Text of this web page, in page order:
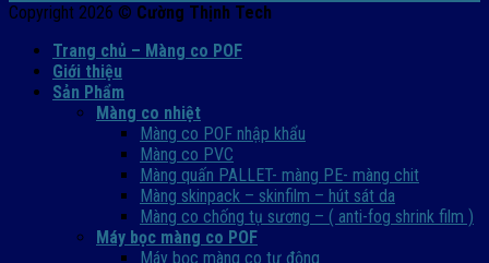
Copyright 2026 © Cường Thịnh Tech
Trang chủ – Màng co POF
Giới thiệu
Sản Phẩm
Màng co nhiệt
Màng co POF nhập khẩu
Màng co PVC
Màng quấn PALLET- màng PE- màng chit
Màng skinpack – skinfilm – hút sát da
Màng co chống tụ sương – ( anti-fog shrink film )
Máy bọc màng co POF
Máy bọc màng co tự động